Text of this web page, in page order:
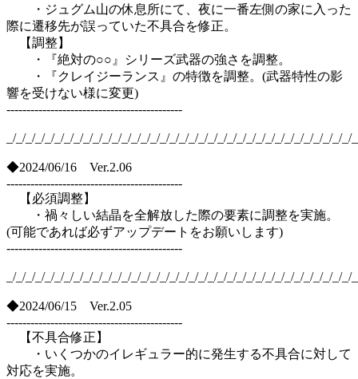
・ジュグム山の休息所にて、夜に一番左側の家に入った
際に遷移先が誤っていた不具合を修正。
【調整】
・『絶対の○○』シリーズ武器の強さを調整。
・『クレイジーランス』の特徴を調整。(武器特性の影
響を受けない様に変更)
--------------------------------------------
_/_/_/_/_/_/_/_/_/_/_/_/_/_/_/_/_/_/_/_/_/_/_/_/_/_/_/_/_/_/_/_/_/_/_/
◆2024/06/16 Ver.2.06
--------------------------------------------
【必須調整】
・禍々しい結晶を全解放した際の要素に調整を実施。
(可能であれば必ずアップデートをお願いします)
--------------------------------------------
_/_/_/_/_/_/_/_/_/_/_/_/_/_/_/_/_/_/_/_/_/_/_/_/_/_/_/_/_/_/_/_/_/_/_/
◆2024/06/15 Ver.2.05
--------------------------------------------
【不具合修正】
・いくつかのイレギュラー的に発生する不具合に対して
対応を実施。